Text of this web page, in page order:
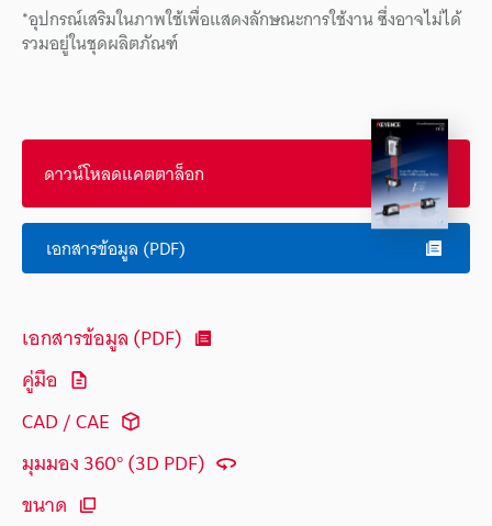
*อุปกรณ์เสริมในภาพใช้เพื่อแสดงลักษณะการใช้งาน ซึ่งอาจไม่ได้
รวมอยู่ในชุดผลิตภัณฑ์
ดาวน์โหลดแคตตาล็อก
เอกสารข้อมูล (PDF)
เอกสารข้อมูล (PDF)
คู่มือ
CAD / CAE
มุมมอง 360° (3D PDF)
ขนาด